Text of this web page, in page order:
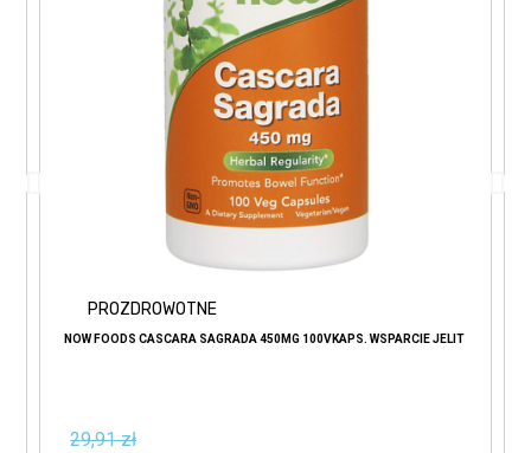
PROZDROWOTNE
NOW FOODS CASCARA SAGRADA 450MG 100VKAPS. WSPARCIE JELIT
29,91 zł